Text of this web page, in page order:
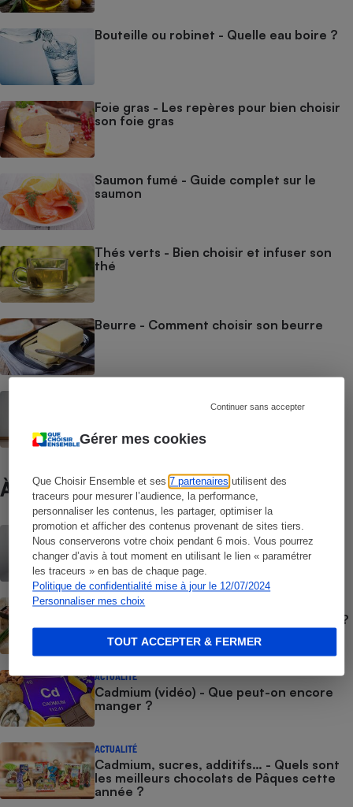
Gérer mes cookies
Que Choisir Ensemble et ses7 partenaires utilisent des
traceurs pour mesurer l’audience, la performance,
personnaliser les contenus, les partager, optimiser la
promotion et afficher des contenus provenant de sites tiers.
Nous conserverons votre choix pendant 6 mois. Vous pourrez
changer d’avis à tout moment en utilisant le lien « paramétrer
les traceurs » en bas de chaque page.
Politique de confidentialité mise à jour le 12/07/2024
Personnaliser mes choix
Continuer sans accepter
TOUT ACCEPTER & FERMER
Bouteille ou robinet - Quelle eau boire ?
Foie gras - Les repères pour bien choisir
son foie gras
Saumon fumé - Guide complet sur le
saumon
Thés verts - Bien choisir et infuser son
thé
Beurre - Comment choisir son beurre
À ne pas manquer
BRÈVE
Palmarès des supermarchés - Les
enseignes les moins chères en juin 2026
GUIDE D'ACHAT
Jambon blanc - Quel jambon cuit choisir ?
ACTUALITÉ
Cadmium (vidéo) - Que peut-on encore
manger ?
ACTUALITÉ
Cadmium, sucres, additifs… - Quels sont
les meilleurs chocolats de Pâques cette
année ?